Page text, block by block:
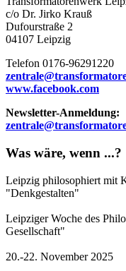
c/o Dr. Jirko Krauß
Dufourstraße 2
04107 Leipzig
Telefon 0176-96291220
www.facebook.com
Newsletter-Anmeldung:
Was wäre, wenn ...?
Leipzig philosophiert mit
"Denkgestalten"
Leipziger Woche des
Gesellschaft"
20.-22. November 2025